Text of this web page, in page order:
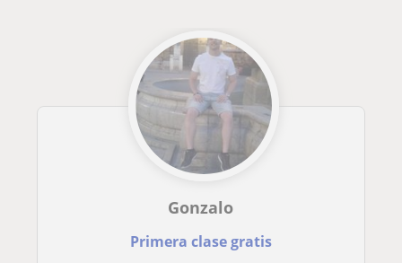
Gonzalo
Primera clase gratis